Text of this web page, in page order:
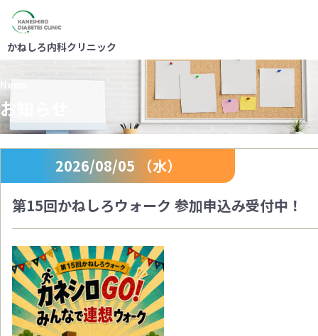
かねしろ内科クリニック
News
お知らせ
2026/08/05 （水）
第15回かねしろウォーク 参加申込み受付中！